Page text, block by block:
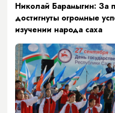
Николай Барамыгин: За
достигнуты огромные
изучении народа саха